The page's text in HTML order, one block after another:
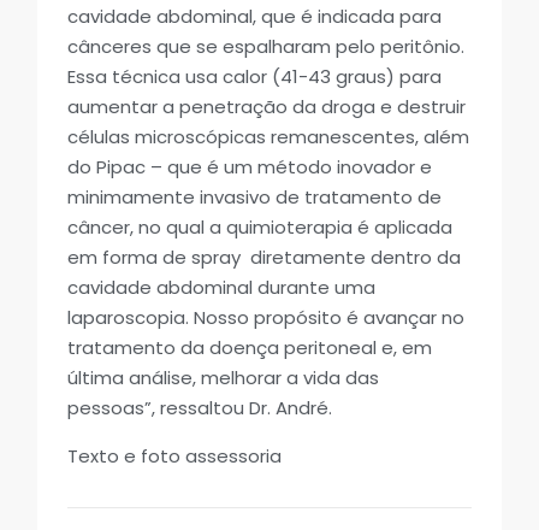
cavidade abdominal, que é indicada para
cânceres que se espalharam pelo peritônio.
Essa técnica usa calor (41-43 graus) para
aumentar a penetração da droga e destruir
células microscópicas remanescentes, além
do Pipac – que é um método inovador e
minimamente invasivo de tratamento de
câncer, no qual a quimioterapia é aplicada
em forma de spray diretamente dentro da
cavidade abdominal durante uma
laparoscopia. Nosso propósito é avançar no
tratamento da doença peritoneal e, em
última análise, melhorar a vida das
pessoas”, ressaltou Dr. André.
Texto e foto assessoria